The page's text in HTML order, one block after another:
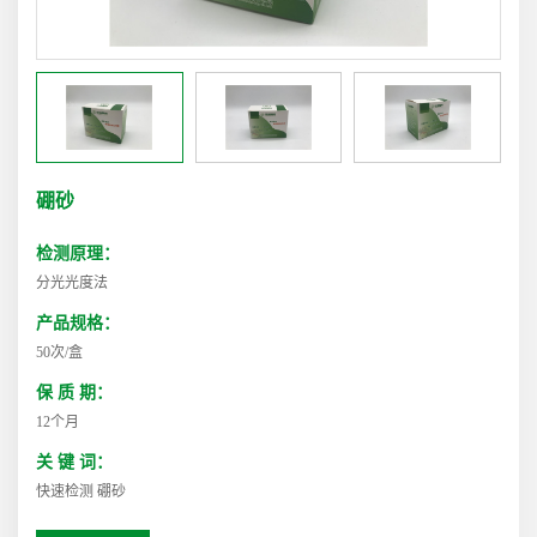
硼砂
检测原理：
分光光度法
产品规格：
50次/盒
保 质 期：
12个月
关 键 词：
快速检测 硼砂